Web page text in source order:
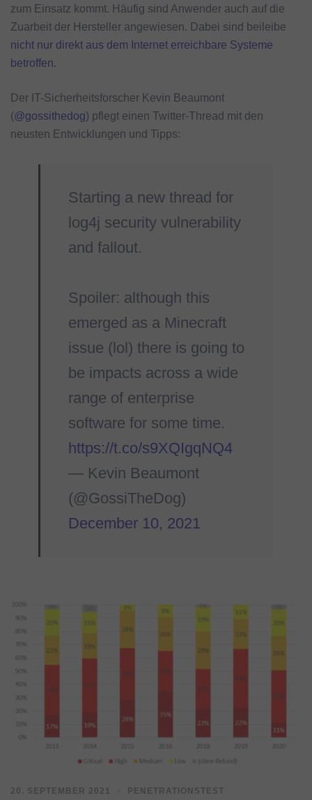
zum Einsatz kommt. Häufig sind Anwender auch auf die
Zuarbeit der Hersteller angewiesen. Dabei sind beileibe
nicht nur direkt aus dem Internet erreichbare Systeme
betroffen.
Der IT-Sicherheitsforscher Kevin Beaumont
(@gossithedog) pflegt einen Twitter-Thread mit den
neusten Entwicklungen und Tipps:
Starting a new thread for
log4j security vulnerability
and fallout.
Spoiler: although this
emerged as a Minecraft
issue (lol) there is going to
be impacts across a wide
range of enterprise
software for some time.
https://t.co/s9XQIgqNQ4
— Kevin Beaumont
(@GossiTheDog)
December 10, 2021
20. SEPTEMBER 2021 PENETRATIONSTEST